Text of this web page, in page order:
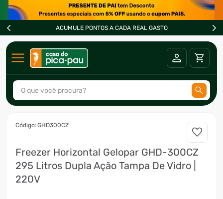
ACUMULE PONTOS A CADA REAL GASTO
O que você procura?
:GHD300CZ
Freezer Horizontal Gelopar GHD-300CZ
295 Litros Dupla Ação Tampa De Vidro |
220V
2º
fogão
3 º
freezer